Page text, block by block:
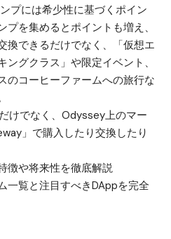
プには希少性に基づくポイン
プを集めるとポイントも増え、
換できるだけでなく、「仮想エ
グクラス」や限定イベント、
のコーヒーファームへの旅行な
けでなく、Odyssey上のマー
」で購入したり交換したり
徴や将来性を徹底解説
一覧と注目すべきDAppを完全